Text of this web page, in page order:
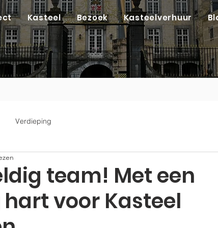
Kasteel Bezoek Kasteelverhuur
Verdieping
team! Met een
voor Kasteel